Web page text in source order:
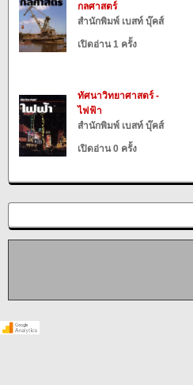
กลศาสตร์
สำนักพิมพ์ เบสท์ บุ๊คส์
เปิดอ่าน 1 ครั้ง
ทัศนาวิทยาศาสตร์ -
ไฟฟ้า
สำนักพิมพ์ เบสท์ บุ๊คส์
เปิดอ่าน 0 ครั้ง